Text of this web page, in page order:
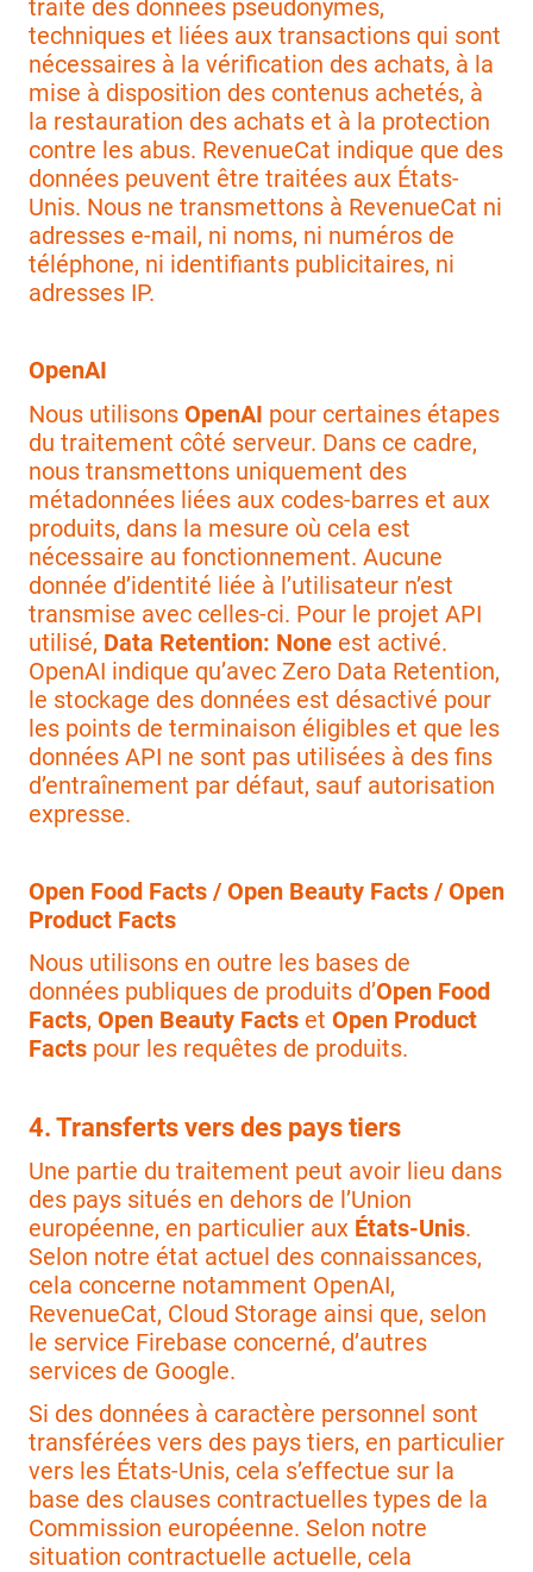
traite des données pseudonymes,
techniques et liées aux transactions qui sont
nécessaires à la vérification des achats, à la
mise à disposition des contenus achetés, à
la restauration des achats et à la protection
contre les abus. RevenueCat indique que des
données peuvent être traitées aux États-
Unis. Nous ne transmettons à RevenueCat ni
adresses e-mail, ni noms, ni numéros de
téléphone, ni identifiants publicitaires, ni
adresses IP.
OpenAI
Nous utilisons OpenAI pour certaines étapes
du traitement côté serveur. Dans ce cadre,
nous transmettons uniquement des
métadonnées liées aux codes-barres et aux
produits, dans la mesure où cela est
nécessaire au fonctionnement. Aucune
donnée d’identité liée à l’utilisateur n’est
transmise avec celles-ci. Pour le projet API
utilisé, Data Retention: None est activé.
OpenAI indique qu’avec Zero Data Retention,
le stockage des données est désactivé pour
les points de terminaison éligibles et que les
données API ne sont pas utilisées à des fins
d’entraînement par défaut, sauf autorisation
expresse.
Open Food Facts / Open Beauty Facts / Open
Product Facts
Nous utilisons en outre les bases de
données publiques de produits d’Open Food
Facts, Open Beauty Facts et Open Product
Facts pour les requêtes de produits.
4. Transferts vers des pays tiers
Une partie du traitement peut avoir lieu dans
des pays situés en dehors de l’Union
européenne, en particulier aux États-Unis.
Selon notre état actuel des connaissances,
cela concerne notamment OpenAI,
RevenueCat, Cloud Storage ainsi que, selon
le service Firebase concerné, d’autres
services de Google.
Si des données à caractère personnel sont
transférées vers des pays tiers, en particulier
vers les États-Unis, cela s’effectue sur la
base des clauses contractuelles types de la
Commission européenne. Selon notre
situation contractuelle actuelle, cela